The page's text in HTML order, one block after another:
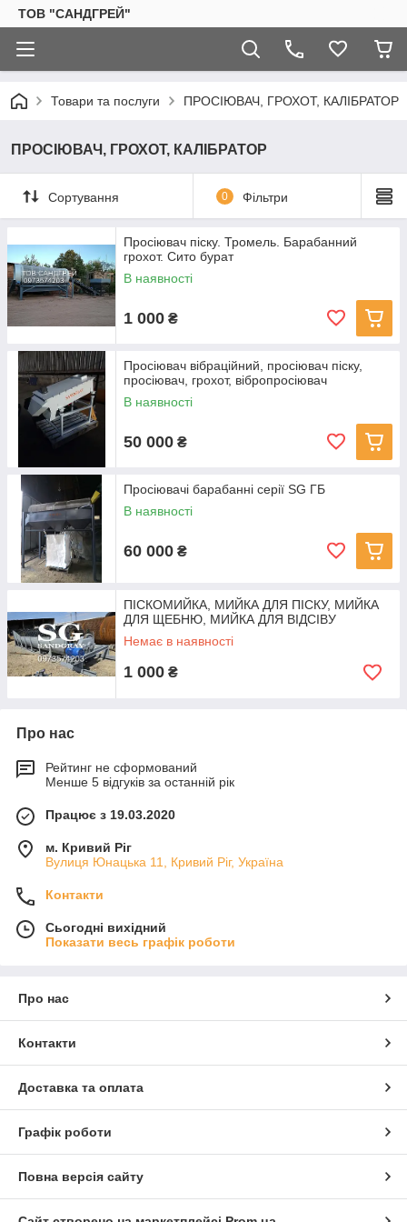
ТОВ "САНДГРЕЙ"
Товари та послуги ПРОСІЮВАЧ, ГРОХОТ, КАЛІБРАТОР
ПРОСІЮВАЧ, ГРОХОТ, КАЛІБРАТОР
Сортування 0 Фільтри
Просіювач піску. Тромель. Барабанний
грохот. Сито бурат
В наявності
1 000 ₴
Просіювач вібраційний, просіювач піску,
просіювач, грохот, вібропросіювач
В наявності
50 000 ₴
Просіювачі барабанні серії SG ГБ
В наявності
60 000 ₴
ПІСКОМИЙКА, МИЙКА ДЛЯ ПІСКУ, МИЙКА
ДЛЯ ЩЕБНЮ, МИЙКА ДЛЯ ВІДСІВУ
Немає в наявності
1 000 ₴
Про нас
Рейтинг не сформований
Менше 5 відгуків за останній рік
Працює з 19.03.2020
м. Кривий Ріг
Вулиця Юнацька 11, Кривий Ріг, Україна
Контакти
Сьогодні вихідний
Показати весь графік роботи
Про нас
Контакти
Доставка та оплата
Графік роботи
Повна версія сайту